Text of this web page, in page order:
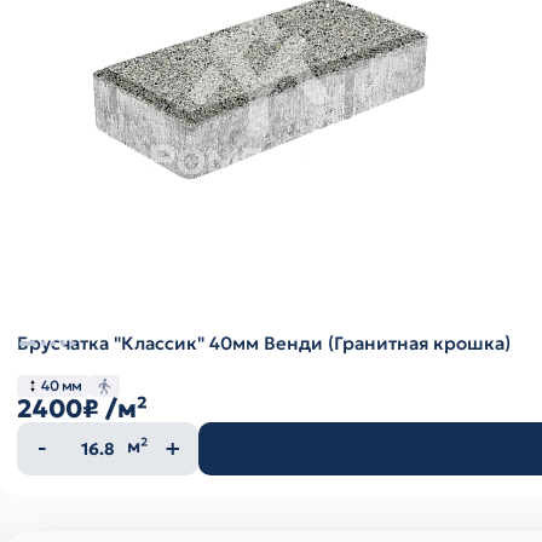
Брусчатка "Классик" 40мм Венди (Гранитная крошка)
40 мм
2400₽ /м²
Количество
товара
м²